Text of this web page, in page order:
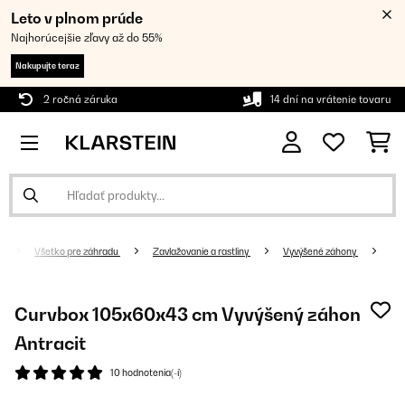
Leto v plnom prúde
Najhorúcejšie zľavy až do 55%
Nakupujte teraz
2 ročná záruka 14 dní na vrátenie tovaru
Všetko pre záhradu Zavlažovanie a rastliny Vyvýšené záhony
Curvbox 105x60x43 cm Vyvýšený záhon
Antracit
10 hodnotenia(-í)